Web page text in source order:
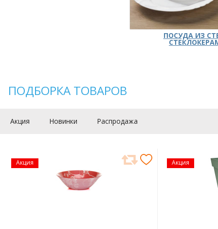
ПОСУДА ИЗ
ПОДБОРКА ТОВАРОВ
Акция Новинки Распродажа
Акция Акция